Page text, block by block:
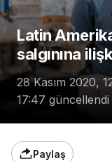
Latin
salgınına
28 Kasım 2020,
17:47 güncellendi
Paylaş